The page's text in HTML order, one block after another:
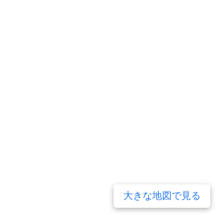
大きな地図で見る